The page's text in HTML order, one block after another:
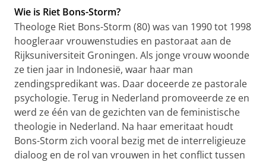
Wie is Riet Bons-Storm?
Theologe Riet Bons-Storm (80) was van 1990 tot 1998
hoogleraar vrouwenstudies en pastoraat aan de
Rijksuniversiteit Groningen. Als jonge vrouw woonde
ze tien jaar in Indonesië, waar haar man
zendingspredikant was. Daar doceerde ze pastorale
psychologie. Terug in Nederland promoveerde ze en
werd ze één van de gezichten van de feministische
theologie in Nederland. Na haar emeritaat houdt
Bons-Storm zich vooral bezig met de interreligieuze
dialoog en de rol van vrouwen in het conflict tussen